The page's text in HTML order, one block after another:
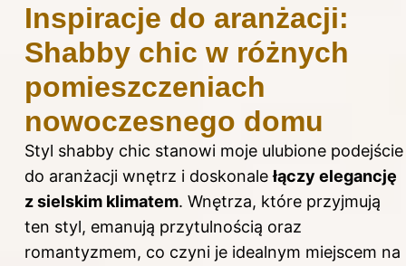
Inspiracje do aranżacji:
Shabby chic w różnych
pomieszczeniach
nowoczesnego domu
Styl shabby chic stanowi moje ulubione podejście
do aranżacji wnętrz i doskonalełączy elegancję
z sielskim klimatem. Wnętrza, które przyjmują
ten styl, emanują przytulnością oraz
romantyzmem, co czyni je idealnym miejscem na